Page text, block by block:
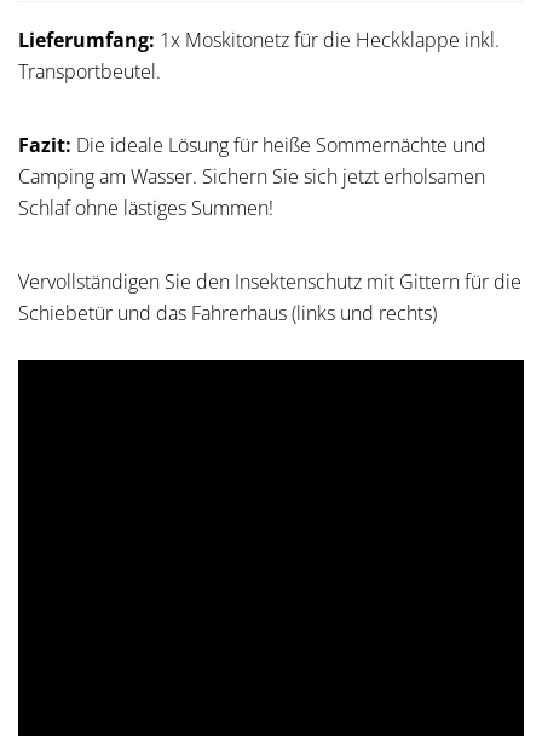
Lieferumfang: 1x Moskitonetz für die Heckklappe inkl.
Transportbeutel.
Fazit: Die ideale Lösung für heiße Sommernächte und
Camping am Wasser. Sichern Sie sich jetzt erholsamen
Schlaf ohne lästiges Summen!
Vervollständigen Sie den Insektenschutz mit Gittern für die
Schiebetür und das Fahrerhaus (links und rechts)